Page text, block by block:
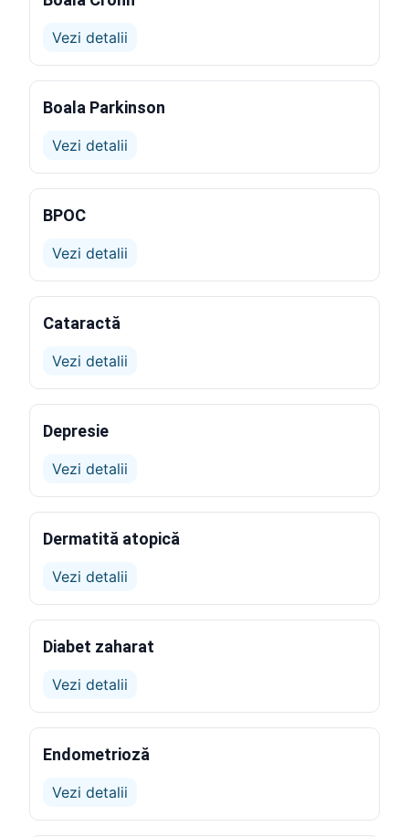
Vezi detalii
Boala Parkinson
Vezi detalii
BPOC
Vezi detalii
Cataractă
Vezi detalii
Depresie
Vezi detalii
Dermatită atopică
Vezi detalii
Diabet zaharat
Vezi detalii
Endometrioză
Vezi detalii